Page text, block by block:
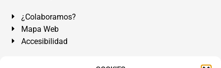
¿Colaboramos?
Mapa Web
Accesibilidad